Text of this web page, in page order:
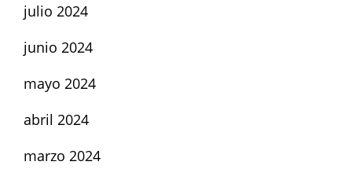
julio 2024
junio 2024
mayo 2024
abril 2024
marzo 2024